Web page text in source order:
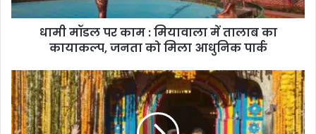
धामी मॉडल पर काम : मियावाला में तालाब का
कायाकल्प, जनता को मिला आधुनिक पार्क